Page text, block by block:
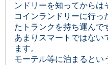
ンドリーを知ってからは
コインランドリーに行っ
たトランクを持ち運んで
あまりスマートではない
ます。
モーテル等に泊まるとい